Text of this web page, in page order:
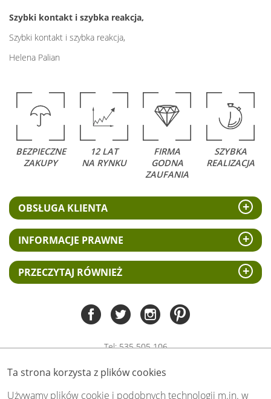
Ta strona korzysta z plików cookies
Używamy plików cookie i podobnych technologii m.in. w
Szybki kontakt i szybka reakcja,
Szybki kontakt i szybka reakcja,
Helena Palian
BEZPIECZNE
ZAKUPY
12 LAT
NA RYNKU
FIRMA
GODNA
ZAUFANIA
SZYBKA
REALIZACJA
OBSŁUGA KLIENTA
INFORMACJE PRAWNE
PRZECZYTAJ RÓWNIEŻ
Tel:535 505 106
biuro@swiat-obrazow.pl
Copyright by swiat-obrazow.pl 2026,